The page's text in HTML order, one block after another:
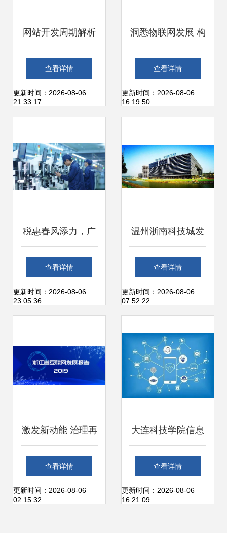
网站开发周期解析
从需求到上线的完
整时间规划
查看详情
更新时间：2026-08-06
21:33:17
洞悉物联网发展 构
建安全、可信的网
络信息技术开发基
查看详情
更新时间：2026-08-06
16:19:50
税惠春风添力，广
东新一代电子信息
产业集群发展正当
查看详情
更新时间：2026-08-06
23:05:36
温州浙南科技城发
布新政加速北斗产
业发展，诚邀各界
新生态
查看详情
更新时间：2026-08-06
07:52:22
激发新动能 治理再
升级 解读《浙江省
互联网发展报告
查看详情
更新时间：2026-08-06
02:15:32
大连科技学院信息
科学与技术学院 网
络信息技术开发人
查看详情
更新时间：2026-08-06
16:21:09